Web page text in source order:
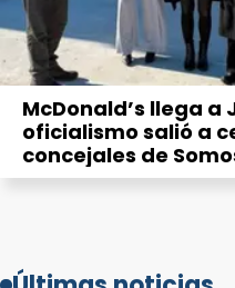
McDonald’s llega a
oficialismo salió a
concejales de
“emoción” por la